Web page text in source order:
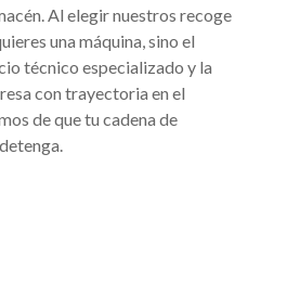
Al elegir nuestros recoge
una máquina, sino el
técnico especializado y la
con trayectoria en el
de que tu cadena de